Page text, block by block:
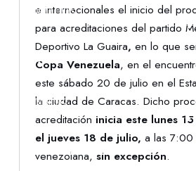
NORMATIVAS
CONTACTO
DENUNCIAS
PROTECCIÓN DE LA INFANCIA
e internacionales el inicio del
para acreditaciones del partido
Deportivo La Guaira,en lo que
Copa Venezuela, en el
este sábado 20 de julio en el
la ciudad de Caracas. Dicho
acreditación inicia este lunes
el jueves 18 de julio, a las 7:00
venezolana,sin excepción.